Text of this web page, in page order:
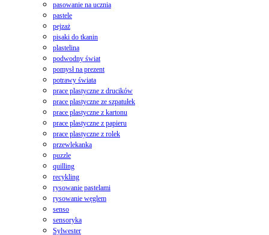
pasowanie na ucznia
pastele
pejzaż
pisaki do tkanin
plastelina
podwodny świat
pomysł na prezent
potrawy świata
prace plastyczne z drucików
prace plastyczne ze szpatułek
prace plastyczne z kartonu
prace plastyczne z papieru
prace plastyczne z rolek
przewlekanka
puzzle
quilling
recykling
rysowanie pastelami
rysowanie węglem
senso
sensoryka
Sylwester